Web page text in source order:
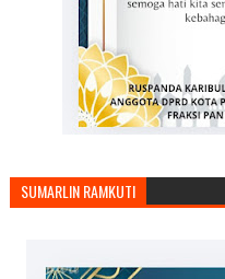
SUMARLIN RAMKUTI